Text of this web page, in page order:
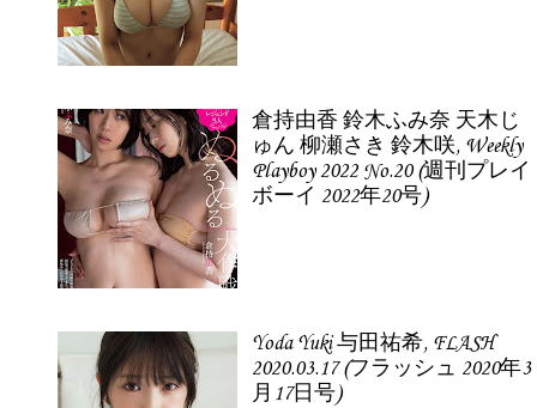
倉持由香 鈴木ふみ奈 天木じ
ゅん 柳瀬さき 鈴木咲, Weekly
Playboy 2022 No.20 (週刊プレイ
ボーイ 2022年20号)
Yoda Yuki 与田祐希, FLASH
2020.03.17 (フラッシュ 2020年3
月17日号)